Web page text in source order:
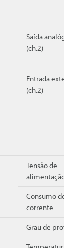
Saída
(ch.2)
Entrada
(ch.2)
Tensão de
Consumo
corrente
Grau de